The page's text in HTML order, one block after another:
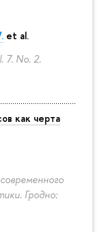
et al.
7. No. 2.
как черта
Гродно: